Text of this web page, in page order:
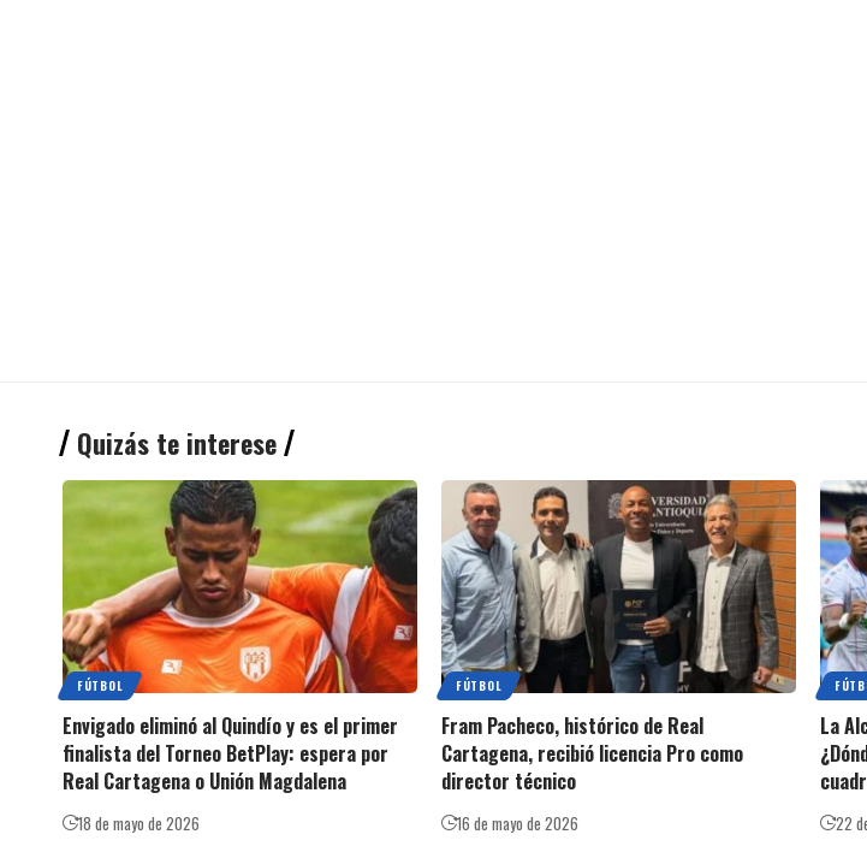
Quizás te interese
FÚTBOL
Envigado eliminó al Quindío y es el primer
finalista del Torneo BetPlay: espera por
Real Cartagena o Unión Magdalena
18 de mayo de 2026
FÚTBOL
Fram Pacheco, histórico de Real
Cartagena, recibió licencia Pro como
director técnico
16 de mayo de 2026
La
22